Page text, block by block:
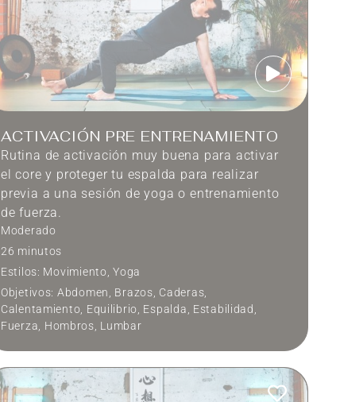
ACTIVACIÓN PRE ENTRENAMIENTO
Rutina de activación muy buena para activar
el core y proteger tu espalda para realizar
previa a una sesión de yoga o entrenamiento
de fuerza.
Moderado
26 minutos
Estilos: Movimiento,Yoga
Objetivos: Abdomen, Brazos, Caderas,
Calentamiento, Equilibrio, Espalda, Estabilidad,
Fuerza, Hombros, Lumbar